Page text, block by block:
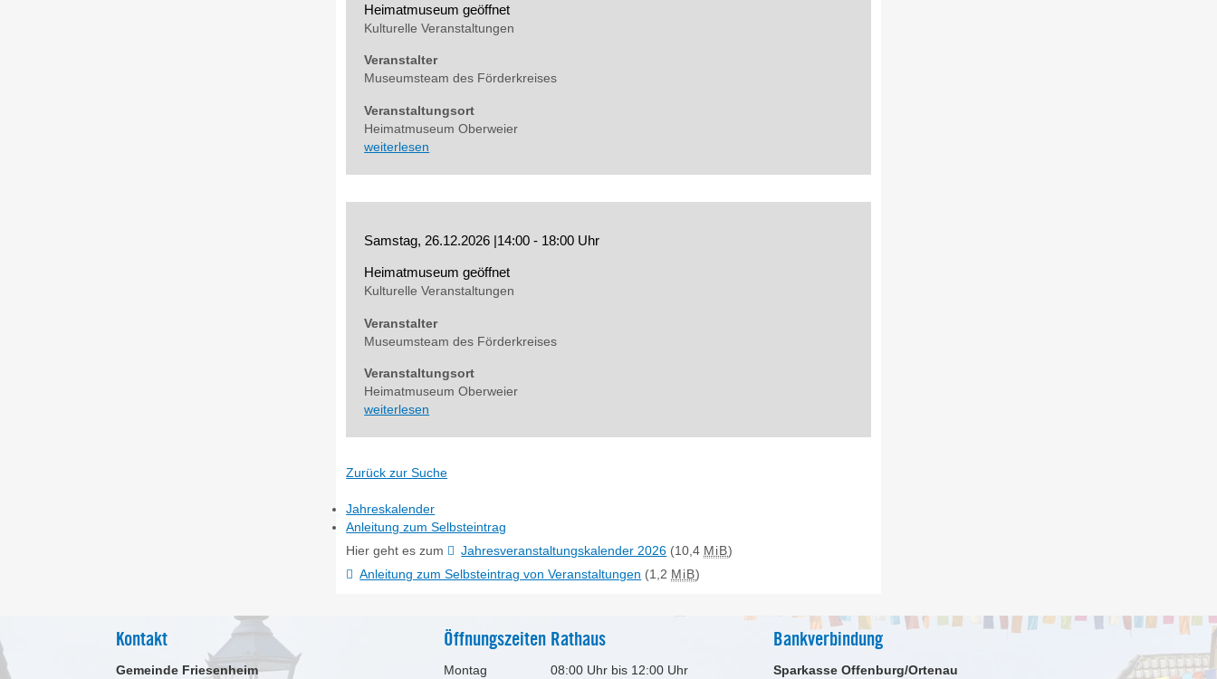
Heimatmuseum geöffnet
Kulturelle Veranstaltungen
Veranstalter
Museumsteam des Förderkreises
Veranstaltungsort
Heimatmuseum Oberweier
weiterlesen
Samstag, 26.12.2026 14:00 - 18:00 Uhr
Heimatmuseum geöffnet
Kulturelle Veranstaltungen
Veranstalter
Museumsteam des Förderkreises
Veranstaltungsort
Heimatmuseum Oberweier
weiterlesen
Zurück zur Suche
Jahreskalender
Anleitung zum Selbsteintrag
Hier geht es zum
Jahresveranstaltungskalender 2026 (10,4 MiB)
Anleitung zum Selbsteintrag von Veranstaltungen (1,2 MiB)
Kontakt
Gemeinde Friesenheim
Öffnungszeiten Rathaus
Montag 08:00 Uhr bis 12:00 Uhr
Bankverbindung
Sparkasse Offenburg/Ortenau